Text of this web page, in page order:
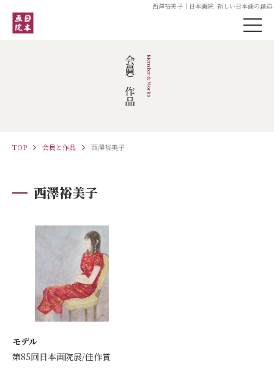
西澤裕美子｜日本画院 -新しい日本画の創造-
Member & Works
会員と作品
TOP 会員と作品 西澤裕美子
西澤裕美子
モデル
第85回日本画院展/佳作賞